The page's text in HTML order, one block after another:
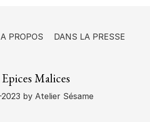
A PROPOS DANS LA PRESSE
Epices Malices
by Atelier Sésame